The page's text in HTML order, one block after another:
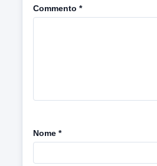
Commento *
Nome *